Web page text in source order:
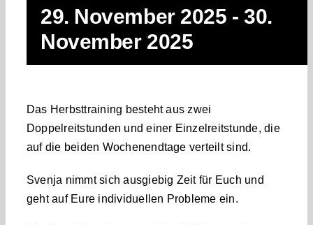
29. November 2025 -30.
November 2025
Das Herbsttraining besteht aus zwei
Doppelreitstunden und einer Einzelreitstunde, die
auf die beiden Wochenendtage verteilt sind.
Svenja nimmt sich ausgiebig Zeit für Euch und
geht auf Eure individuellen Probleme ein.